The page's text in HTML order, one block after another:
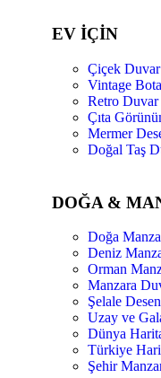
EV İÇİN
Çiçek Duvar
Vintage
Retro Duvar
Çıta
Mermer
Doğal Taş
DOĞA &
Doğa
Deniz
Orman
Manzara
Şelale
Uzay ve
Dünya
Türkiye
Şehir